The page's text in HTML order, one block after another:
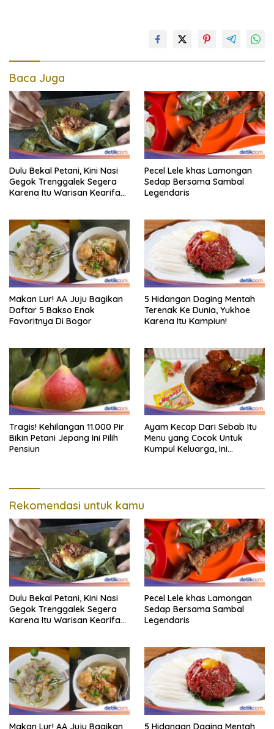
Baca Juga
Dulu Bekal Petani, Kini Nasi
Gegok Trenggalek Segera
Karena Itu Warisan Kearifan
Pecel Lele khas Lamongan
Sedap Bersama Sambal
Legendaris
Makan Lur! AA Juju Bagikan
Daftar 5 Bakso Enak
Favoritnya Di Bogor
5 Hidangan Daging Mentah
Terenak Ke Dunia, Yukhoe
Karena Itu Kampiun!
Tragis! Kehilangan 11.000 Pir
Bikin Petani Jepang Ini Pilih
Pensiun
Ayam Kecap Dari Sebab Itu
Menu yang Cocok Untuk
Kumpul Keluarga, Ini
Rekomendasi untuk kamu
Dulu Bekal Petani, Kini Nasi
Gegok Trenggalek Segera
Karena Itu Warisan Kearifan
Pecel Lele khas Lamongan
Sedap Bersama Sambal
Legendaris
Makan Lur! AA Juju Bagikan
5 Hidangan Daging Mentah